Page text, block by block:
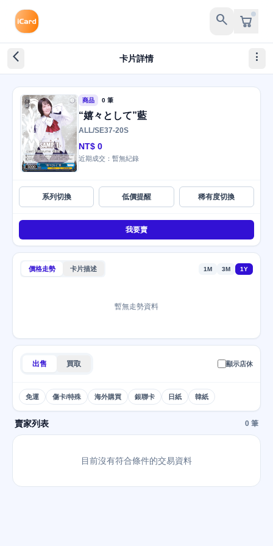
search
arrow_back_ios_new 卡片詳情 more_vert
商品 0 筆
“嬉々として”藍
ALL/SE37-20S
NT$ 0
近期成交：暫無紀錄
系列切換 低價提醒 稀有度切換
我要賣
價格走勢 卡片描述 1M 3M 1Y
暫無走勢資料
出售 買取 顯示店休
免運 傷卡/特殊 海外購買 銀聯卡 日紙 韓紙
賣家列表 0 筆
目前沒有符合條件的交易資料